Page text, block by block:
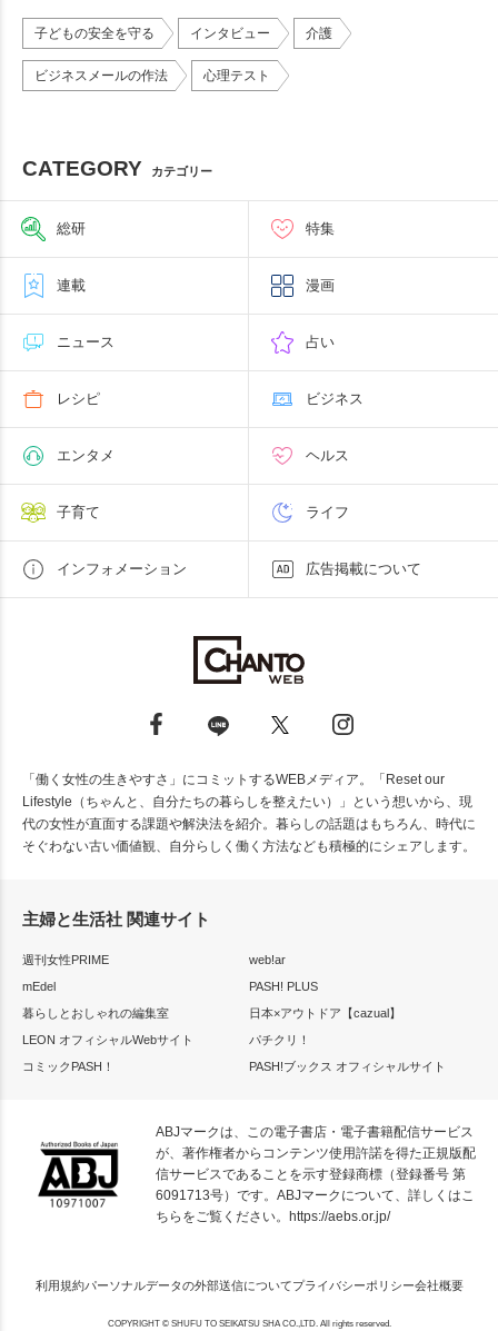
子どもの安全を守る インタビュー 介護
ビジネスメールの作法 心理テスト
CATEGORY カテゴリー
総研 特集
連載 漫画
ニュース 占い
レシピ ビジネス
エンタメ ヘルス
子育て ライフ
インフォメーション 広告掲載について
「働く女性の生きやすさ」にコミットするWEBメディア。「Reset our
Lifestyle（ちゃんと、自分たちの暮らしを整えたい）」という想いから、現
代の女性が直面する課題や解決法を紹介。暮らしの話題はもちろん、時代に
そぐわない古い価値観、自分らしく働く方法なども積極的にシェアします。
主婦と生活社 関連サイト
週刊女性PRIME
web!ar
mEdel
PASH! PLUS
暮らしとおしゃれの編集室
日本×アウトドア【cazual】
LEON オフィシャルWebサイト
パチクリ！
コミックPASH！
PASH!ブックス オフィシャルサイト
ABJマークは、この電子書店・電子書籍配信サービス
が、著作権者からコンテンツ使用許諾を得た正規版配
信サービスであることを示す登録商標（登録番号 第
6091713号）です。ABJマークについて、詳しくはこ
ちらをご覧ください。
https://aebs.or.jp/
利用規約パーソナルデータの外部送信についてプライバシーポリシー会社概要
COPYRIGHT © SHUFU TO SEIKATSU SHA CO.,LTD. All rights reserved.